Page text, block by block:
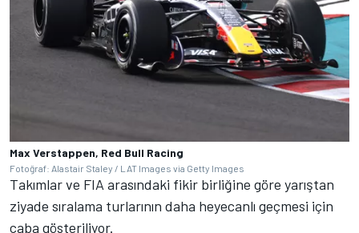
Max Verstappen, Red Bull Racing
Fotoğraf: Alastair Staley / LAT Images via Getty Images
Takımlar ve FIA arasındaki fikir birliğine göre yarıştan
ziyade sıralama turlarının daha heyecanlı geçmesi için
çaba gösteriliyor.